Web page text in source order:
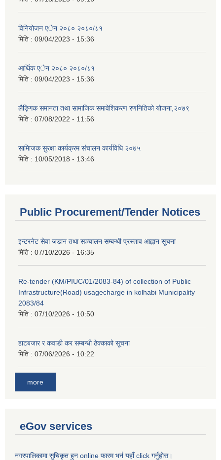
विनियोजन एेन २०८० २०८०/८१
मिति : 09/04/2023 - 15:36
आर्थिक एेन २०८० २०८०/८१
मिति : 09/04/2023 - 15:36
लैङ्गिक समानता तथा सामाजिक समावेशिकरण रणनितिको योजना,२०७९
मिति : 07/08/2022 - 11:56
सामािजक सुरक्षा कार्यक्रम संचालन कार्यविधि २०७५
मिति : 10/05/2018 - 13:46
Public Procurement/Tender Notices
इन्टरनेट सेवा जडान तथा सञ्चालन सम्बन्धी प्रस्ताव आह्वान सूचना
मिति : 07/10/2026 - 16:35
Re-tender (KM/PIUC/01/2083-84) of collection of Public
Infrastructure(Road) usagecharge in kolhabi Municipality
2083/84
मिति : 07/10/2026 - 10:50
हाटबजार र कवाडी कर सम्बन्धी ठेक्काको सूचना
मिति : 07/06/2026 - 10:22
more
eGov services
नगरपालिकामा सुचिकृत हुन online फारम भर्न यहाँ click गर्नुहोस।